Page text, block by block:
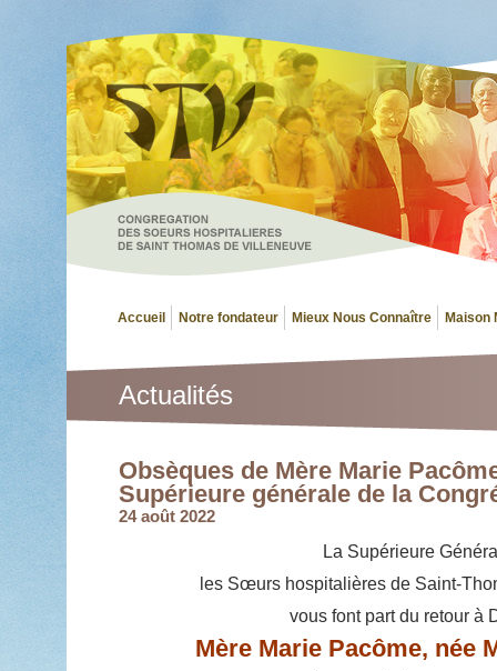
Accueil Notre fondateur Mieux Nous Connaître Maison
Actualités
Obsèques de Mère Marie
Supérieure générale de la
24 août 2022
La Supérieure
les Sœurs hospitalières de Saint-
vous font part du retour à
Mère Marie Pacôme, née